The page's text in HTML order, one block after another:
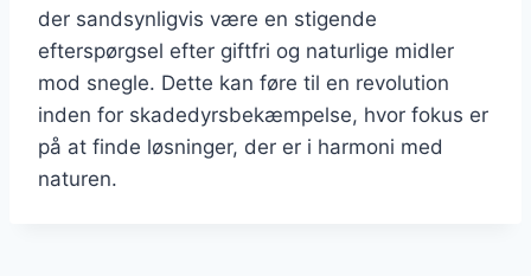
der sandsynligvis være en stigende
efterspørgsel efter giftfri og naturlige midler
mod snegle. Dette kan føre til en revolution
inden for skadedyrsbekæmpelse, hvor fokus er
på at finde løsninger, der er i harmoni med
naturen.